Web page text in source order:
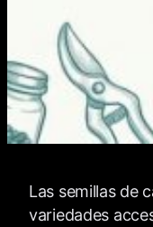
Las semillas de
variedades